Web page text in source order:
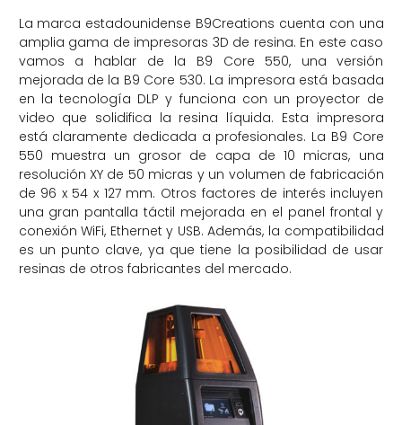
La marca estadounidense B9Creations cuenta con una
amplia gama de impresoras 3D de resina. En este caso
vamos a hablar de la B9 Core 550, una versión
mejorada de la B9 Core 530. La impresora está basada
en la tecnología DLP y funciona con un proyector de
video que solidifica la resina líquida. Esta impresora
está claramente dedicada a profesionales. La B9 Core
550 muestra un grosor de capa de 10 micras, una
resolución XY de 50 micras y un volumen de fabricación
de 96 x 54 x 127 mm. Otros factores de interés incluyen
una gran pantalla táctil mejorada en el panel frontal y
conexión WiFi, Ethernet y USB. Además, la compatibilidad
es un punto clave, ya que tiene la posibilidad de usar
resinas de otros fabricantes del mercado.